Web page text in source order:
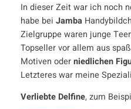
In dieser Zeit war ich noch
habe bei Jamba
Zielgruppe waren junge
Topseller vor allem aus
Motiven oderniedlichen
Letzteres war meine
Verliebte Delfine, zum